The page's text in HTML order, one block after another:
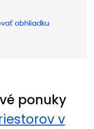
obhliadku
ponuky
v